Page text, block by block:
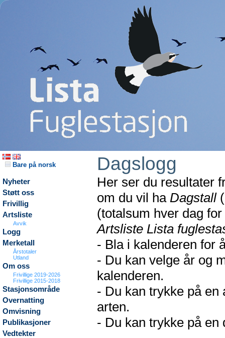
Bare på norsk
Nyheter
Støtt oss
Frivillig
Artsliste
Avvik
Logg
Merketall
Årstotaler
Utland
Om oss
Frivillige 2019-2026
Frivillige 2015-2018
Stasjonsområde
Overnatting
Omvisning
Publikasjoner
Vedtekter
Dagslogg
Her ser du resultater
om du vil ha Dagstall
(totalsum hver dag
Artsliste Lista
- Bla i kalenderen for
- Du kan velge år og
kalenderen.
- Du kan trykke på en
arten.
- Du kan trykke på en